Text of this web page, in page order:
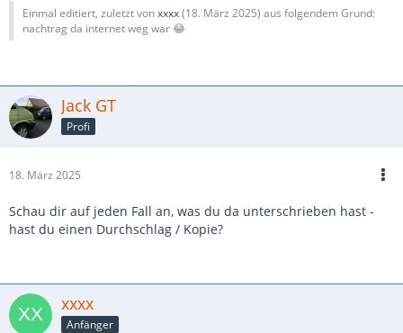
Einmal editiert, zuletzt vonxxxx(18. März 2025) aus folgendem Grund:
nachtrag da internet weg war 😂
Jack GT
Profi
18. März 2025
Schau dir auf jeden Fall an, was du da unterschrieben hast -
hast du einen Durchschlag / Kopie?
xxxx
Anfänger